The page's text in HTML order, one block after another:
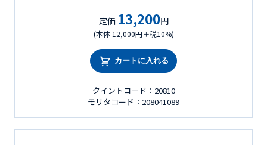
定価 13,200円
(本体 12,000円＋税10%)
カートに入れる
クイントコード：20810
モリタコード：208041089